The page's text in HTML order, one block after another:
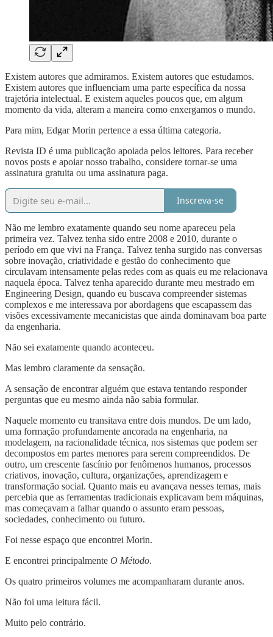
Existem autores que admiramos. Existem autores que estudamos.
Existem autores que influenciam uma parte específica da nossa
trajetória intelectual. E existem aqueles poucos que, em algum
momento da vida, alteram a maneira como enxergamos o mundo.
Para mim, Edgar Morin pertence a essa última categoria.
Revista ID é uma publicação apoiada pelos leitores. Para receber
novos posts e apoiar nosso trabalho, considere tornar-se uma
assinatura gratuita ou uma assinatura paga.
Inscreva-se
Não me lembro exatamente quando seu nome apareceu pela
primeira vez. Talvez tenha sido entre 2008 e 2010, durante o
período em que vivi na França. Talvez tenha surgido nas conversas
sobre inovação, criatividade e gestão do conhecimento que
circulavam intensamente pelas redes com as quais eu me relacionava
naquela época. Talvez tenha aparecido durante meu mestrado em
Engineering Design, quando eu buscava compreender sistemas
complexos e me interessava por abordagens que escapassem das
visões excessivamente mecanicistas que ainda dominavam boa parte
da engenharia.
Não sei exatamente quando aconteceu.
Mas lembro claramente da sensação.
A sensação de encontrar alguém que estava tentando responder
perguntas que eu mesmo ainda não sabia formular.
Naquele momento eu transitava entre dois mundos. De um lado,
uma formação profundamente ancorada na engenharia, na
modelagem, na racionalidade técnica, nos sistemas que podem ser
decompostos em partes menores para serem compreendidos. De
outro, um crescente fascínio por fenômenos humanos, processos
criativos, inovação, cultura, organizações, aprendizagem e
transformação social. Quanto mais eu avançava nesses temas, mais
percebia que as ferramentas tradicionais explicavam bem máquinas,
mas começavam a falhar quando o assunto eram pessoas,
sociedades, conhecimento ou futuro.
Foi nesse espaço que encontrei Morin.
E encontrei principalmente O Método.
Os quatro primeiros volumes me acompanharam durante anos.
Não foi uma leitura fácil.
Muito pelo contrário.